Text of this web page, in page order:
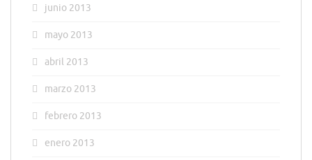
junio 2013
mayo 2013
abril 2013
marzo 2013
febrero 2013
enero 2013